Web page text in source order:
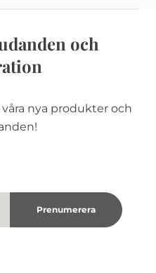
och
nya produkter och